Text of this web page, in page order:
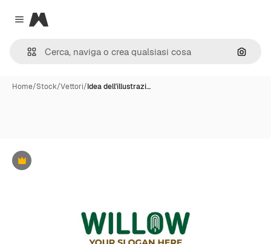
Close menu
Magnific
Cerca
Home/Stock/Vettori/Idea dell'illustrazi…
Premium